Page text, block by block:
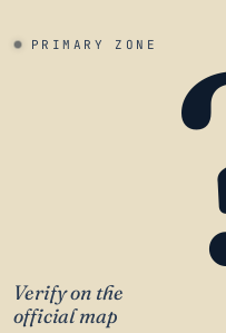
PRIMARY ZONE
Verify on the
official map